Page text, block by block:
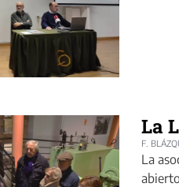
La
F.
La